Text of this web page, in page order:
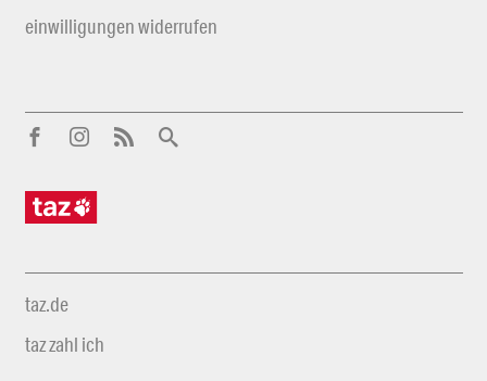
einwilligungen widerrufen
taz.de
taz zahl ich